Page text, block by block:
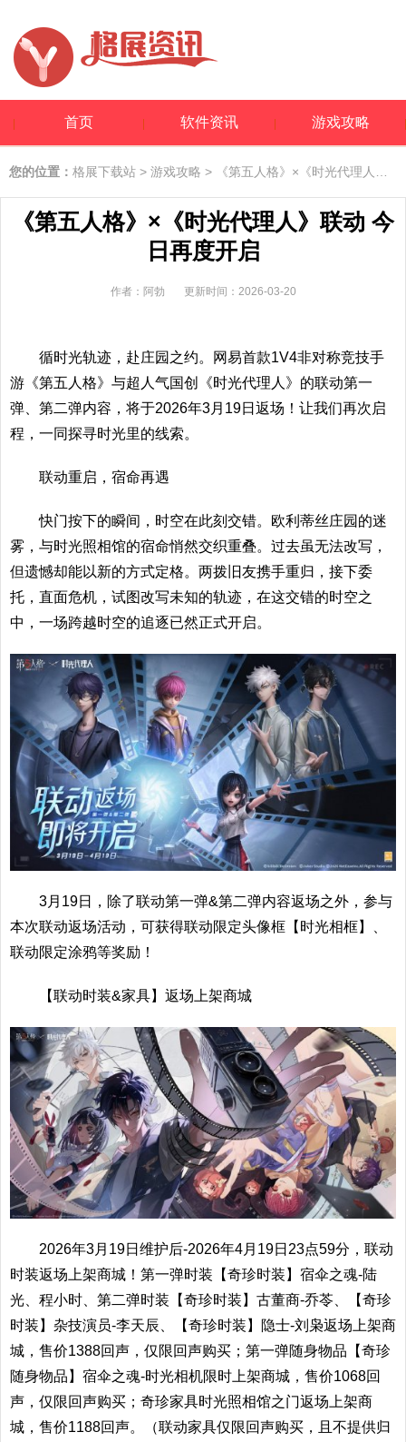
首页 软件资讯 游戏攻略
您的位置： 格展下载站 > 游戏攻略 > 《第五人格》×《时光代理人》联动 今日再度开启
《第五人格》×《时光代理人》联动 今
日再度开启
作者：阿勃 更新时间：2026-03-20
循时光轨迹，赴庄园之约。网易首款1V4非对称竞技手
游《第五人格》与超人气国创《时光代理人》的联动第一
弹、第二弹内容，将于2026年3月19日返场！让我们再次启
程，一同探寻时光里的线索。
联动重启，宿命再遇
快门按下的瞬间，时空在此刻交错。欧利蒂丝庄园的迷
雾，与时光照相馆的宿命悄然交织重叠。过去虽无法改写，
但遗憾却能以新的方式定格。两拨旧友携手重归，接下委
托，直面危机，试图改写未知的轨迹，在这交错的时空之
中，一场跨越时空的追逐已然正式开启。
3月19日，除了联动第一弹&第二弹内容返场之外，参与
本次联动返场活动，可获得联动限定头像框【时光相框】、
联动限定涂鸦等奖励！
【联动时装&家具】返场上架商城
2026年3月19日维护后-2026年4月19日23点59分，联动
时装返场上架商城！第一弹时装【奇珍时装】宿伞之魂-陆
光、程小时、第二弹时装【奇珍时装】古董商-乔苓、【奇珍
时装】杂技演员-李天辰、【奇珍时装】隐士-刘枭返场上架商
城，售价1388回声，仅限回声购买；第一弹随身物品【奇珍
随身物品】宿伞之魂-时光相机限时上架商城，售价1068回
声，仅限回声购买；奇珍家具时光照相馆之门返场上架商
城，售价1188回声。（联动家具仅限回声购买，且不提供归